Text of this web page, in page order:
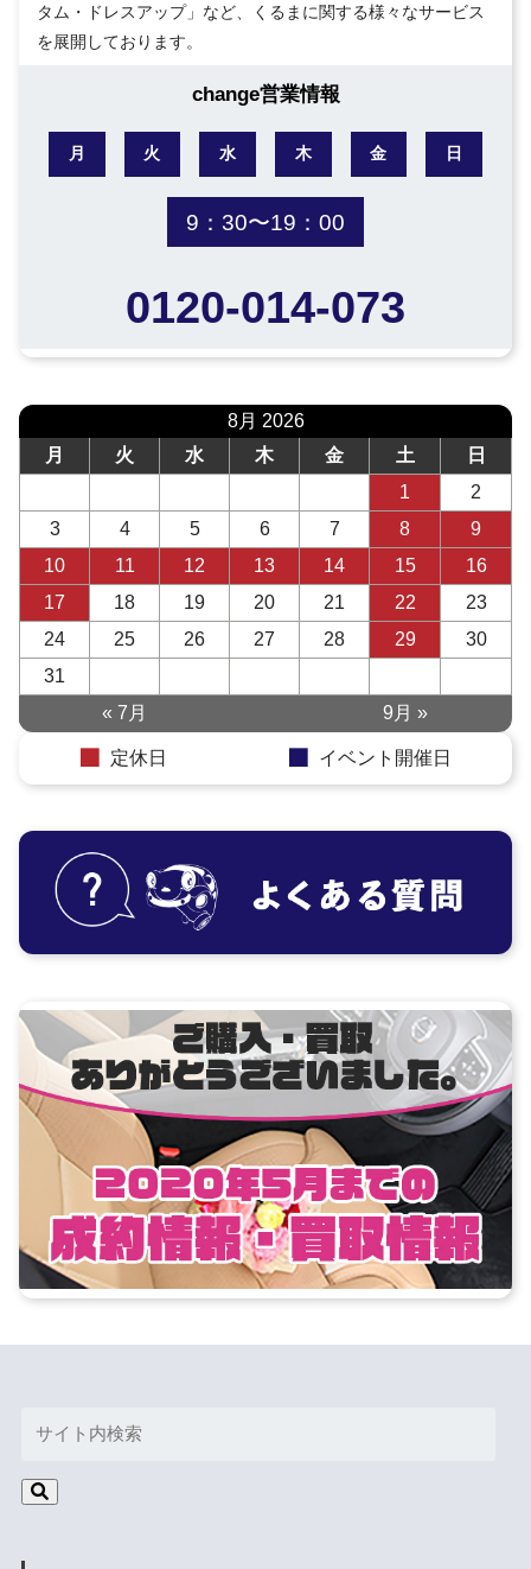
タム・ドレスアップ」など、くるまに関する様々なサービス
を展開しております。
change営業情報
月 火 水 木 金 日
9：30〜19：00
0120-014-073
8月 2026
月
火 水 木 金 土
日
1
2
3
4 5 6 7 8
9
10
11 12 13 14 15
16
17
18 19 20 21 22
23
24
25 26 27 28 29
30
31
« 7月
9月 »
定休日 イベント開催日